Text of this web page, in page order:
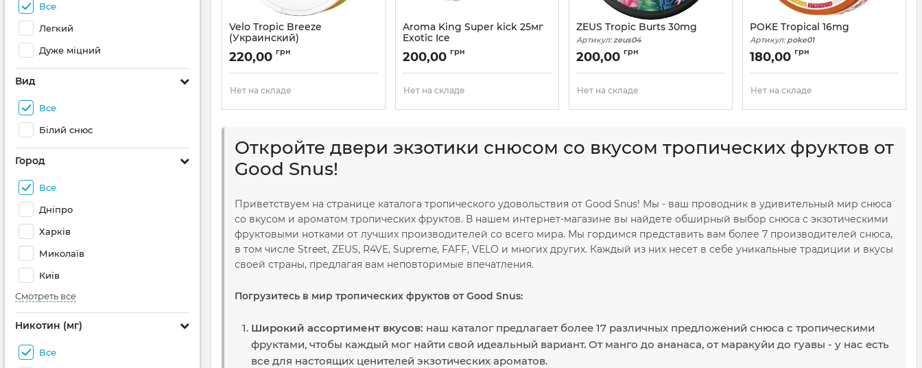
Все
Легкий
Дуже міцний
Вид
Все
Білий снюс
Город
Все
Дніпро
Харків
Миколаїв
Київ
Смотреть все
Никотин (мг)
Все
Velo Tropic Breeze
(Украинский)
Артикул:velo07
220,00 грн
Нет на складе
Aroma King Super kick 25мг
Exotic Ice
Артикул: superkick03
200,00 грн
Нет на складе
ZEUS Tropic Burts 30mg
Артикул:zeus04
200,00 грн
Нет на складе
POKE Tropical 16mg
Артикул:poke01
180,00 грн
Нет на складе
Откройте двери экзотики снюсом со вкусом тропических фруктов от
Good Snus!
Приветствуем на странице каталога тропического удовольствия от Good Snus! Мы - ваш проводник в удивительный мир снюса
со вкусом и ароматом тропических фруктов. В нашем интернет-магазине вы найдете обширный выбор снюса с экзотическими
фруктовыми нотками от лучших производителей со всего мира. Мы гордимся представить вам более 7 производителей снюса,
в том числе Street, ZEUS, R4VE, Supreme, FAFF, VELO и многих других. Каждый из них несет в себе уникальные традиции и вкусы
своей страны, предлагая вам неповторимые впечатления.
Погрузитесь в мир тропических фруктов от Good Snus:
Широкий ассортимент вкусов: наш каталог предлагает более 17 различных предложений снюса с тропическими
фруктами, чтобы каждый мог найти свой идеальный вариант. От манго до ананаса, от маракуйи до гуавы - у нас есть
все для настоящих ценителей экзотических ароматов.